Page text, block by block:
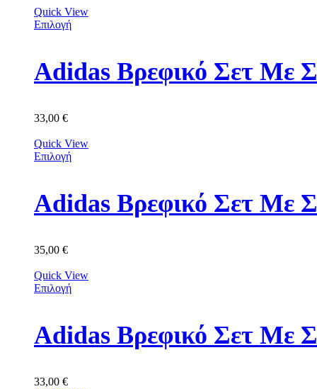
Quick View
Επιλογή
Adidas Βρεφικό Σετ Με
33,00 €
Quick View
Επιλογή
Adidas Βρεφικό Σετ Με
35,00 €
Quick View
Επιλογή
Adidas Βρεφικό Σετ Με
33,00 €